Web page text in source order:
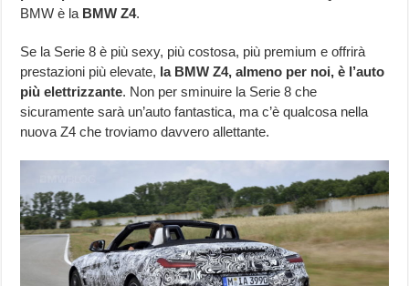
BMW è la BMW Z4.
Se la Serie 8 è più sexy, più costosa, più premium e offrirà
prestazioni più elevate, la BMW Z4, almeno per noi, è l’auto
più elettrizzante. Non per sminuire la Serie 8 che
sicuramente sarà un’auto fantastica, ma c’è qualcosa nella
nuova Z4 che troviamo davvero allettante.